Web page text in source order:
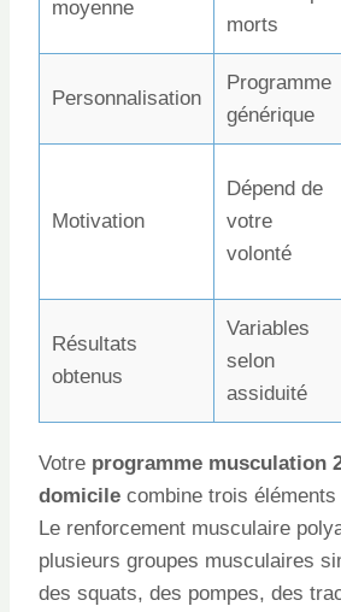
moyenne
morts
Personnalisation
Programme
générique
Motivation
Dépend de
votre
volonté
Résultats
obtenus
Variables
selon
assiduité
Votre programme musculation
domicile combine trois
Le renforcement musculaire
plusieurs groupes musculaires
des squats, des pompes, des